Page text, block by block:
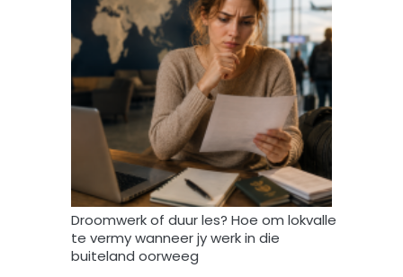
e
d
a
r
i
F
o
r
Droomwerk of duur les? Hoe om lokvalle
te vermy wanneer jy werk in die
buiteland oorweeg